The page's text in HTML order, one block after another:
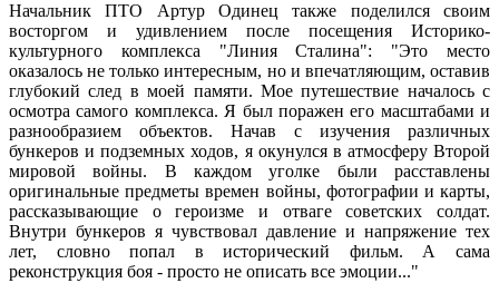
Начальник ПТО Артур Одинец также поделился своим
восторгом и удивлением после посещения Историко-
культурного комплекса "Линия Сталина": "Это место
оказалось не только интересным, но и впечатляющим, оставив
глубокий след в моей памяти. Мое путешествие началось с
осмотра самого комплекса. Я был поражен его масштабами и
разнообразием объектов. Начав с изучения различных
бункеров и подземных ходов, я окунулся в атмосферу Второй
мировой войны. В каждом уголке были расставлены
оригинальные предметы времен войны, фотографии и карты,
рассказывающие о героизме и отваге советских солдат.
Внутри бункеров я чувствовал давление и напряжение тех
лет, словно попал в исторический фильм. А сама
реконструкция боя - просто не описать все эмоции..."